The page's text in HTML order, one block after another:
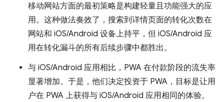
移动网站方面的最初策略是构建轻量且功能强大的应
用。这种做法奏效了，搜索到详情页面的转化次数在
网站和 iOS/Android 设备上持平，但 iOS/Android 应
用在转化漏斗的所有后续步骤中都胜出。
与 iOS/Android 应用相比，PWA 在付款阶段的流失率
显著增加。于是，他们决定投资于 PWA，目标是让用
户在 PWA 上获得与 iOS/Android 应用相同的体验。